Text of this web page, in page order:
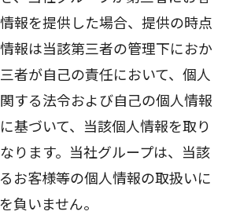
報を提供した場合、提供の時点
報は当該第三者の管理下におか
者が自己の責任において、個人
する法令および自己の個人情報
基づいて、当該個人情報を取り
ります。当社グループは、当該
お客様等の個人情報の取扱いに
負いません。